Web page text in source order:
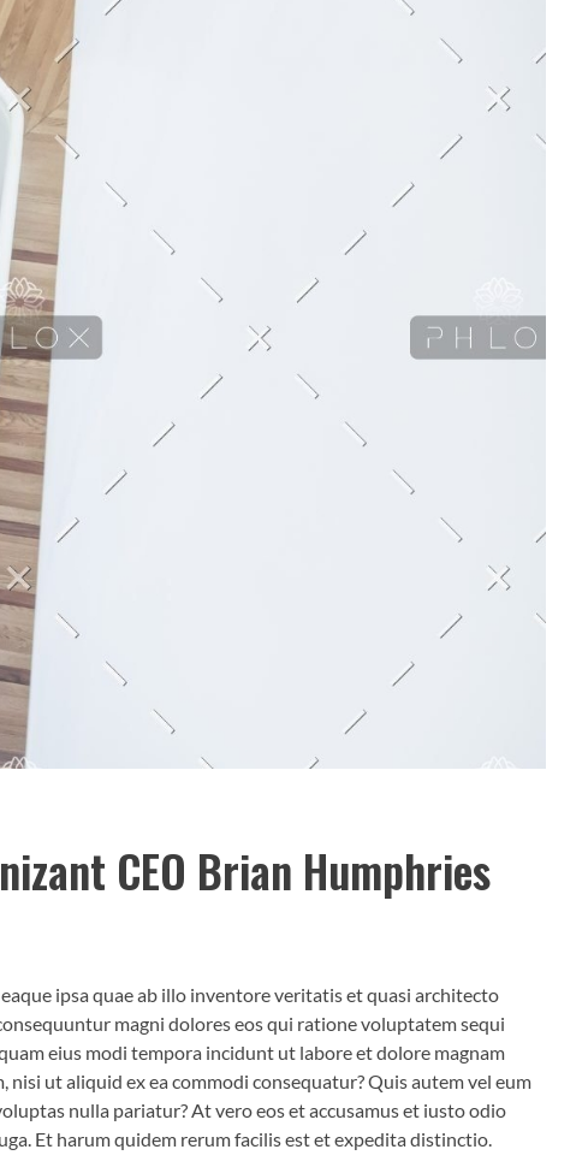
CEO Brian Humphries
ipsa quae ab illo inventore veritatis et quasi architecto
magni dolores eos qui ratione voluptatem sequi
eius modi tempora incidunt ut labore et dolore magnam
ut aliquid ex ea commodi consequatur? Quis autem vel eum
nulla pariatur? At vero eos et accusamus et iusto odio
Et harum quidem rerum facilis est et expedita distinctio.